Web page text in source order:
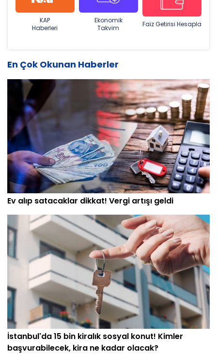
KAP
Haberleri
Ekonomik
Takvim
Faiz Getirisi Hesapla
En Çok Okunan Haberler
Ev alıp satacaklar dikkat! Vergi artışı geldi
İstanbul'da 15 bin kiralık sosyal konut! Kimler
başvurabilecek, kira ne kadar olacak?